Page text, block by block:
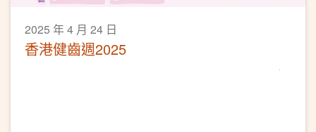
2025 年 4 月 24 日
香港健齒週2025